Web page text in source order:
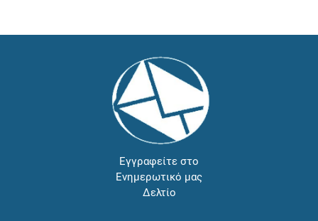
Εγγραφείτε στο
Ενημερωτικό μας
Δελτίο